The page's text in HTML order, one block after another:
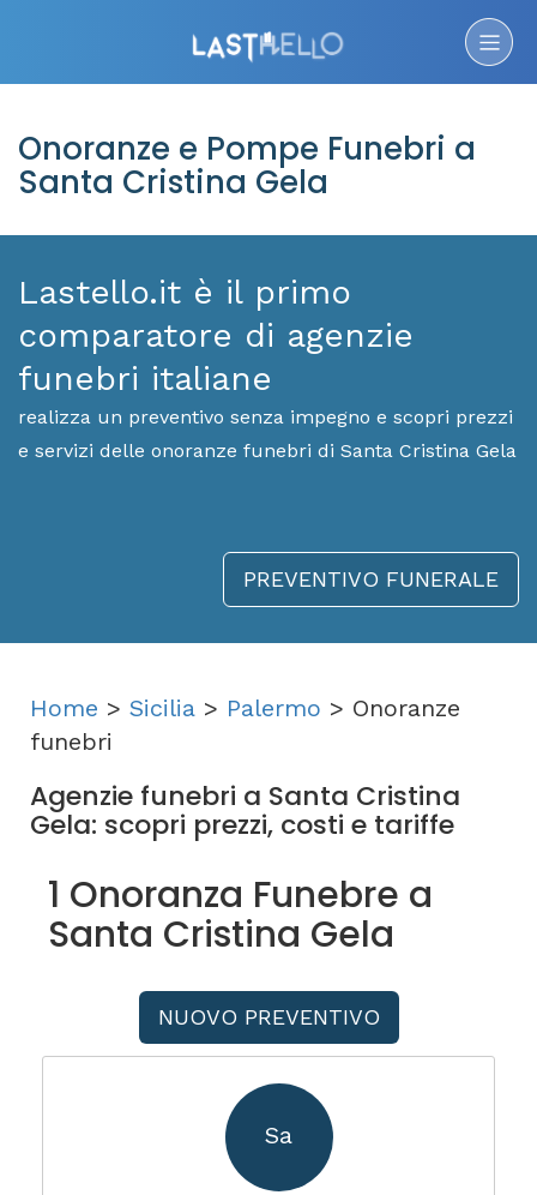
Onoranze e Pompe Funebri a
Santa Cristina Gela
Lastello.it è il primo
comparatore di agenzie
funebri italiane
realizza un preventivo senza impegno e scopri prezzi
e servizi delle onoranze funebri di Santa Cristina Gela
PREVENTIVO FUNERALE
Home > Sicilia > Palermo > Onoranze
funebri
Agenzie funebri a Santa Cristina
Gela: scopri prezzi, costi e tariffe
1 Onoranza Funebre a
Santa Cristina Gela
NUOVO PREVENTIVO
Sa